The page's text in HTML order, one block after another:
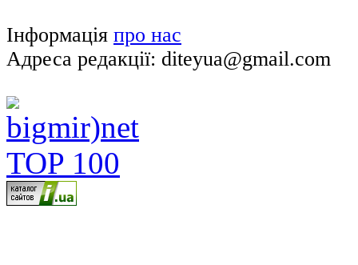
Інформація про нас
Адреса редакції: diteyua@gmail.com